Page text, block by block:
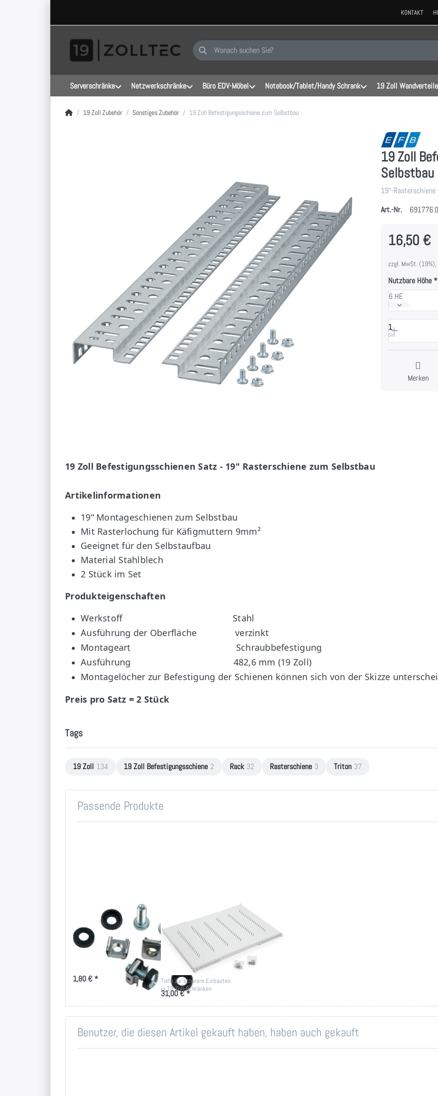
KONTAKT
Geben Sie einen Suchbegriff ein. Während Sie tippen, erscheinen automatisch
Serverschränke Netzwerkschränke Büro EDV-Möbel Notebook/Tablet/Handy Schrank 19 Zoll
Startseite
19 Zoll Zubehör Sonstiges Zubehör 19 Zoll Befestigungsschiene zum Selbstbau
19 Zoll
Selbstbau
19"-
Art.-Nr.
16,50 €
zzgl. MwSt.
Nutzbare Höhe
6 HE
1
Set
Merken
19 Zoll Befestigungsschienen Satz - 19" Rasterschiene zum Selbstbau
Artikelinformationen
19“ Montageschienen zum Selbstbau
Mit Rasterlochung für Käfigmuttern 9mm²
Geeignet für den Selbstaufbau
Material Stahlblech
2 Stück im Set
Produkteigenschaften
Werkstoff
Stahl
Ausführung der Oberfläche
verzinkt
Montageart
Schraubbefestigung
Ausführung
482,6 mm (19 Zoll)
Montagelöcher zur Befestigung der Schienen können sich von der Skizze
Preis pro Satz = 2 Stück
Tags
19 Zoll 134 19 Zoll Befestigungsschiene 2 Rack 32 Rasterschiene 3 Triton 37
Passende Produkte
Montageset M6
für 19 Zoll-
Technik
Montageset für 19 Zoll
1,80 € *
Schwerlast
Fachboden für
max. 150kg in
versch. Tiefen
19" Tablar 450 bis 950mm
Tiefe zur schwere Einbauten
in 19 Zoll-Schränken
31,00 € *
Benutzer, die diesen Artikel gekauft haben, haben auch gekauft